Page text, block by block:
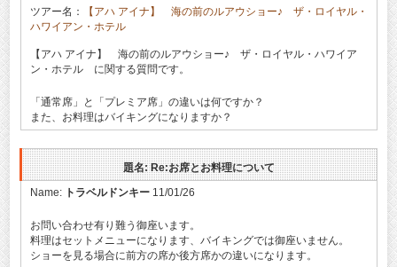
ツアー名：
【アハ アイナ】 海の前のルアウショー♪ ザ・ロイヤル・
ハワイアン・ホテル
【アハ アイナ】 海の前のルアウショー♪ ザ・ロイヤル・ハワイア
ン・ホテル に関する質問です。
「通常席」と「プレミア席」の違いは何ですか？
また、お料理はバイキングになりますか？
題名: Re:お席とお料理について
Name:
トラベルドンキー11/01/26
お問い合わせ有り難う御座います。
料理はセットメニューになります、バイキングでは御座いません。
ショーを見る場合に前方の席か後方席かの違いになります。